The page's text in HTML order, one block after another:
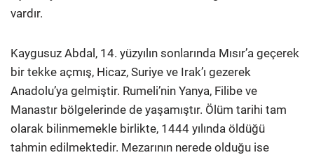
vardır.
Kaygusuz Abdal, 14. yüzyılın sonlarında Mısır’a geçerek
bir tekke açmış, Hicaz, Suriye ve Irak’ı gezerek
Anadolu’ya gelmiştir. Rumeli’nin Yanya, Filibe ve
Manastır bölgelerinde de yaşamıştır. Ölüm tarihi tam
olarak bilinmemekle birlikte, 1444 yılında öldüğü
tahmin edilmektedir. Mezarının nerede olduğu ise